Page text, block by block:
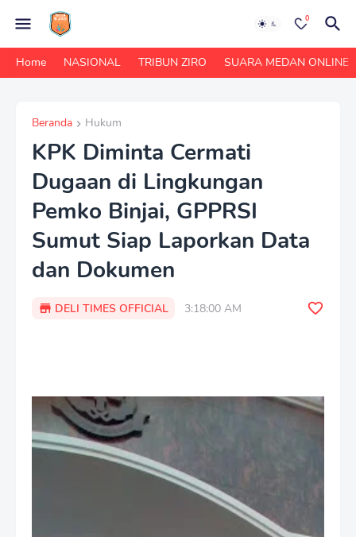
0
Home NASIONAL TRIBUN ZIRO SUARA MEDAN ONLINE
Beranda Hukum
KPK Diminta Cermati
Dugaan di Lingkungan
Pemko Binjai, GPPRSI
Sumut Siap Laporkan Data
dan Dokumen
DELI TIMES OFFICIAL 3:18:00 AM